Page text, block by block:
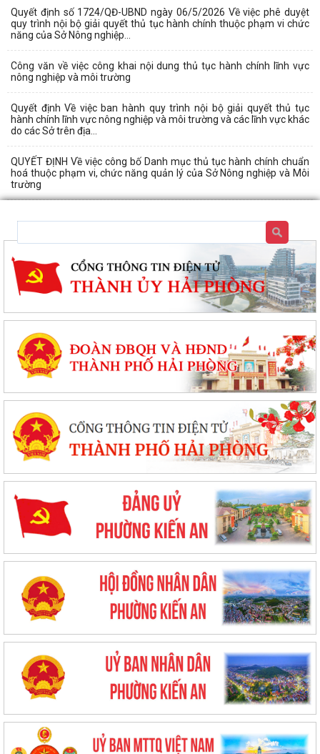
Quyết định số 1724/QĐ-UBND ngày 06/5/2026 Về việc phê duyệt
quy trình nội bộ giải quyết thủ tục hành chính thuộc phạm vi chức
năng của Sở Nông nghiệp...
Công văn về việc công khai nội dung thủ tục hành chính lĩnh vực
nông nghiệp và môi trường
Quyết định Về việc ban hành quy trình nội bộ giải quyết thủ tục
hành chính lĩnh vực nông nghiệp và môi trường và các lĩnh vực khác
do các Sở trên địa...
QUYẾT ĐỊNH Về việc công bố Danh mục thủ tục hành chính chuẩn
hoá thuộc phạm vi, chức năng quản lý của Sở Nông nghiệp và Môi
trường